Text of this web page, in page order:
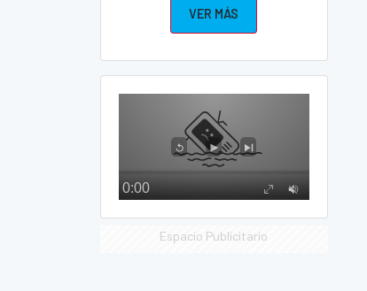
VER MÁS
Espacio Publicitario